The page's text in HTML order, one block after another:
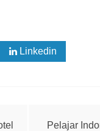
Linkedin
Pelajar